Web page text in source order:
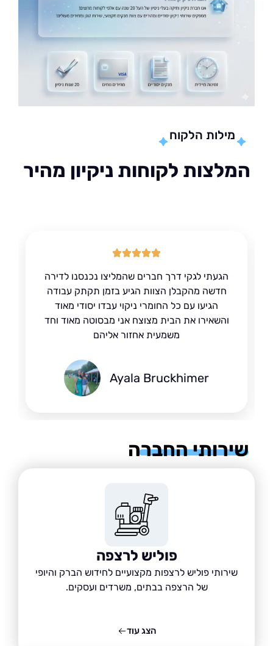
מילות הלקוח
לקוחות ניקיון מהיר
הגעתי לגקי דרך חברים שהמליצו נכנסנו לדירה
חדשה מהקבלן הצוות הגיע בזמן תקתק עבודה
הגיעו עם כל החומרי ניקוי עבדו יסודי מאוד
והשאירו את הבית מצוצח אני מבסוטה מאוד וחד
משמעית אחזור אליהם
Ayala Bruckhimer
החברה
פוליש לרצפה
שירותי פוליש לרצפות מקצועיים לחידוש הברק והיופי
של הרצפה בבתים, משרדים ועסקים.